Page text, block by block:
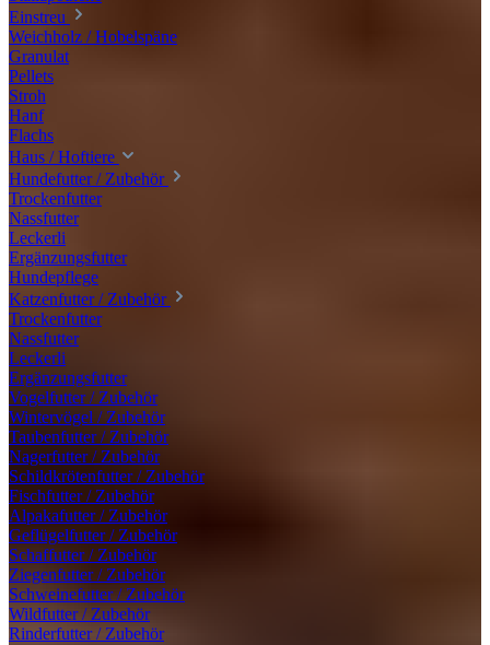
Einstreu
Weichholz / Hobelspäne
Granulat
Pellets
Stroh
Hanf
Flachs
Haus / Hoftiere
Hundefutter / Zubehör
Trockenfutter
Nassfutter
Leckerli
Ergänzungsfutter
Hundepflege
Katzenfutter / Zubehör
Trockenfutter
Nassfutter
Leckerli
Ergänzungsfutter
Vogelfutter / Zubehör
Wintervögel / Zubehör
Taubenfutter / Zubehör
Nagerfutter / Zubehör
Schildkrötenfutter / Zubehör
Fischfutter / Zubehör
Alpakafutter / Zubehör
Geflügelfutter / Zubehör
Schaffutter / Zubehör
Ziegenfutter / Zubehör
Schweinefutter / Zubehör
Wildfutter / Zubehör
Rinderfutter / Zubehör